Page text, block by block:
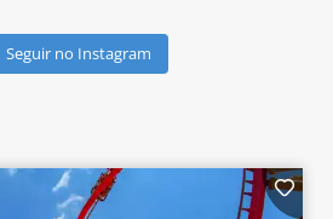
Seguir no Instagram